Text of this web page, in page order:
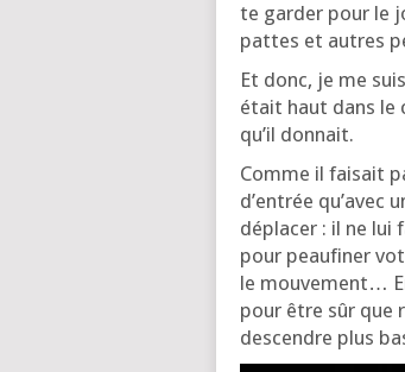
te gar­der pour le
pattes et autres
Et donc, je me
était haut dans le
qu’il donnait.
Comme il fai­sait
d’en­trée
dépla­cer : il ne lui
pour peau­fi­ner
le mou­ve­ment…
pour être sûr que
des­cendre plus